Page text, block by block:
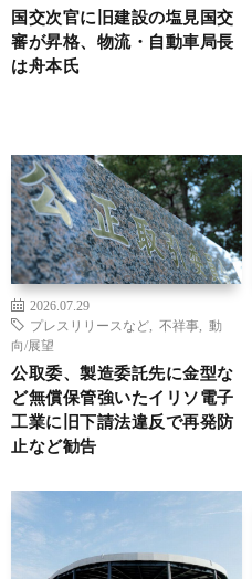
国交次官に旧建設の塩見国交
審が昇格、物流・自動車局長
は舟本氏
2026.07.29
プレスリリースなど
不祥事
動
向/展望
公取委、製造委託先に金型な
ど無償保管強いたイリソ電子
工業に旧下請法違反で再発防
止など勧告